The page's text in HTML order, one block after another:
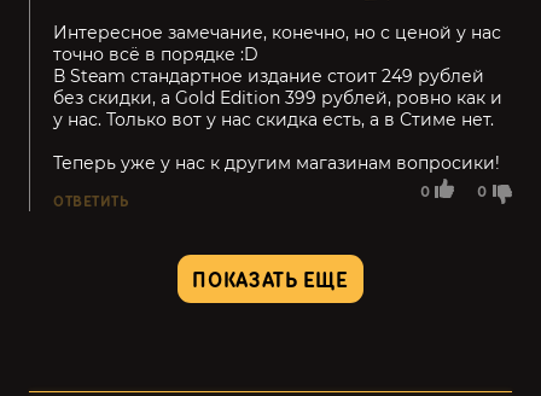
0 0
Интересное замечание, конечно, но с ценой у нас
точно всё в порядке :D
В Steam стандартное издание стоит 249 рублей
без скидки, а Gold Edition 399 рублей, ровно как и
у нас. Только вот у нас скидка есть, а в Стиме нет.
Теперь уже у нас к другим магазинам вопросики!
ОТВЕТИТЬ
ПОКАЗАТЬ ЕЩЕ